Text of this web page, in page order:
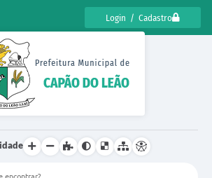
Login / Cadastro